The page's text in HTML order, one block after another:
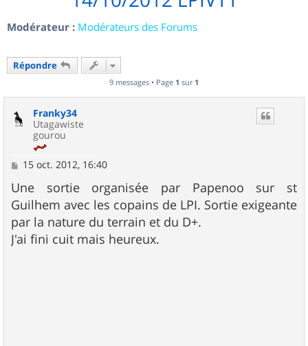
Modérateur : Modérateurs des Forums
Répondre
9 messages • Page 1 sur 1
Franky34
Utagawiste
gourou
M
s
s
a
g
e
15 oct. 2012, 16:40
Une sortie organisée par Papenoo sur st
Guilhem avec les copains de LPI. Sortie exigeante
par la nature du terrain et du D+.
J'ai fini cuit mais heureux.